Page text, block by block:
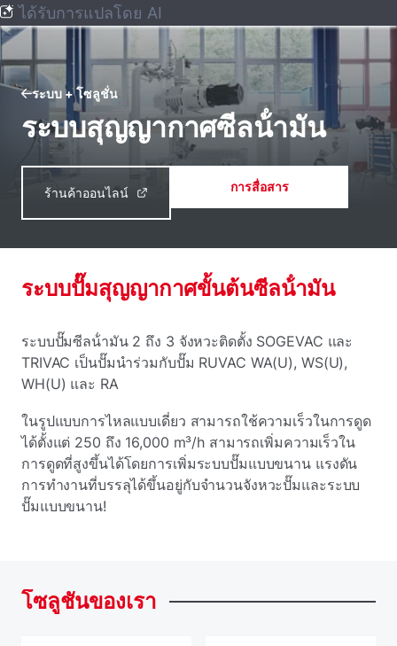
ได้รับการแปลโดย AI
ระบบ + โซลูชั่น
ระบบสุญญากาศซีลน้ํามัน
ร้านค้าออนไลน์ การสื่อสาร
ระบบปั๊มสุญญากาศขั้นต้นซีลน้ํามัน
ระบบปั๊มซีลน้ํามัน 2 ถึง 3 จังหวะติดตั้ง SOGEVAC และ
TRIVAC เป็นปั๊มนําร่วมกับปั๊ม RUVAC WA(U), WS(U),
WH(U) และ RA
ในรูปแบบการไหลแบบเดี่ยว สามารถใช้ความเร็วในการดูด
ได้ตั้งแต่ 250 ถึง 16,000 m³/h สามารถเพิ่มความเร็วใน
การดูดที่สูงขึ้นได้โดยการเพิ่มระบบปั๊มแบบขนาน แรงดัน
การทํางานที่บรรลุได้ขึ้นอยู่กับจํานวนจังหวะปั๊มและระบบ
ปั๊มแบบขนาน!
โซลูชันของเรา